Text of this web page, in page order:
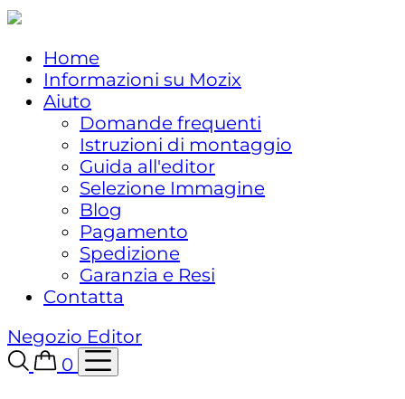
Home
Informazioni su Mozix
Aiuto
Domande frequenti
Istruzioni di montaggio
Guida all'editor
Selezione Immagine
Blog
Pagamento
Spedizione
Garanzia e Resi
Contatta
Negozio Editor
0